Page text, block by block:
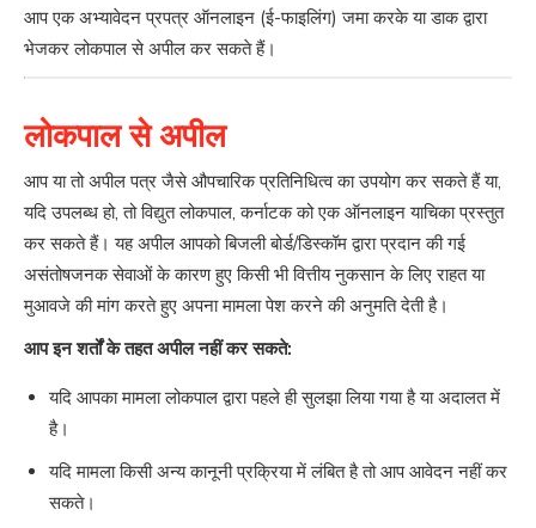
आप एक अभ्यावेदन प्रपत्र ऑनलाइन (ई-फाइलिंग) जमा करके या डाक द्वारा
भेजकर लोकपाल से अपील कर सकते हैं।
लोकपाल से अपील
आप या तो अपील पत्र जैसे औपचारिक प्रतिनिधित्व का उपयोग कर सकते हैं या,
यदि उपलब्ध हो, तो विद्युत लोकपाल, कर्नाटक को एक ऑनलाइन याचिका प्रस्तुत
कर सकते हैं। यह अपील आपको बिजली बोर्ड/डिस्कॉम द्वारा प्रदान की गई
असंतोषजनक सेवाओं के कारण हुए किसी भी वित्तीय नुकसान के लिए राहत या
मुआवजे की मांग करते हुए अपना मामला पेश करने की अनुमति देती है।
आप इन शर्तों के तहत अपील नहीं कर सकते:
यदि आपका मामला लोकपाल द्वारा पहले ही सुलझा लिया गया है या अदालत में
है।
यदि मामला किसी अन्य कानूनी प्रक्रिया में लंबित है तो आप आवेदन नहीं कर
सकते।